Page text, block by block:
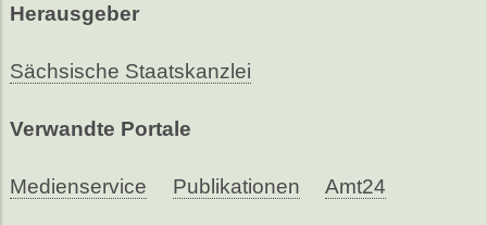
Herausgeber
Sächsische Staatskanzlei
Verwandte Portale
Medienservice Publikationen Amt24